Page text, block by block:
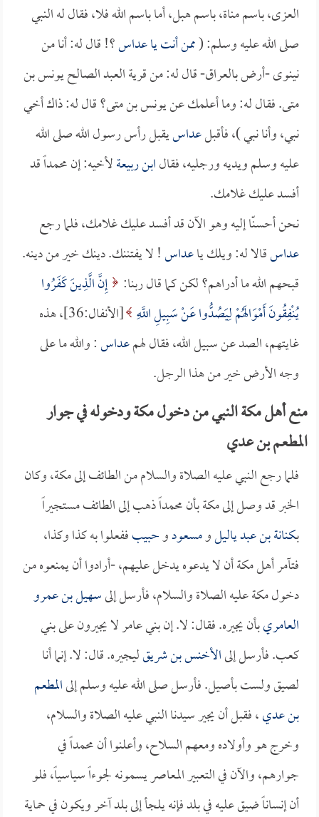
العزى، باسم مناة، باسم هبل، أما باسم الله فلا، فقال له النبي
صلى الله عليه وسلم: (ممن أنت ياعداس؟! قال له: أنا من
نينوى -أرض بالعراق- قال له: من قرية العبد الصالح يونس بن
متى. فقال له: وما أعلمك عن يونس بن متى؟ قال له: ذاك أخي
نبي، وأنا نبي )، فأقبلعداسيقبل رأس رسول الله صلى الله
عليه وسلم ويديه ورجليه، فقالابن ربيعةلأخيه: إن محمداً قد
أفسد عليك غلامك.
نحن أحسنّا إليه وهو الآن قد أفسد عليك غلامك، فلما رجع
عداسقالا له: ويلك ياعداس! لا يفتننك. دينك خير من دينه.
قبحهم الله ما أدراهم؟ لكن كما قال ربنا: إِنَّ الَّذِينَ كَفَرُوا
يُنْفِقُونَ أَمْوَالَهُمْ لِيَصُدُّوا عَنْ سَبِيلِ اللَّهِ
[الأنفال:36]، هذه
غايتهم، الصد عن سبيل الله، فقال لهمعداس: والله ما على
وجه الأرض خير من هذا الرجل.
منع أهل مكة النبي من دخول مكة ودخوله في جوار
المطعم بن عدي
فلما رجع النبي عليه الصلاة والسلام من الطائف إلى مكة، وكان
الخبر قد وصل إلى مكة بأن محمداً ذهب إلى الطائف مستجيراً
بـكنانة بن عبد ياليلومسعودوحبيبففعلوا به كذا وكذا،
فتآمر أهل مكة أن لا يدعوه يدخل عليهم، -أرادوا أن يمنعوه من
دخول مكة عليه الصلاة والسلام، فأرسل إلىسهيل بن عمرو
العامريبأن يجيره. فقال: لا. إن بني عامر لا يجيرون على بني
كعب. فأرسل إلىالأخنس بن شريقليجيره. قال: لا. إنما أنا
لصيق ولست بأصيل. فأرسل صلى الله عليه وسلم إلىالمطعم
بن عدي، فقبل أن يجير سيدنا النبي عليه الصلاة والسلام،
وخرج هو وأولاده ومعهم السلاح، وأعلنوا أن محمداً في
جوارهم، والآن في التعبير المعاصر يسمونه لجوءاً سياسياً، فلو
أن إنساناً ضيق عليه في بلد فإنه يلجأ إلى بلد آخر ويكون في حماية